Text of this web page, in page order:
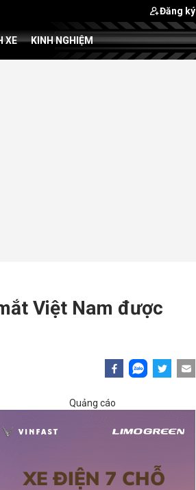
Đăng ký
XE KINH NGHIỆM
Việt Nam được
Quảng cáo